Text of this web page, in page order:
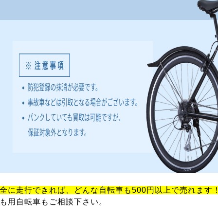
に走行できれば、どんな自転車も500円以上で売れます
用自転車もご相談下さい。